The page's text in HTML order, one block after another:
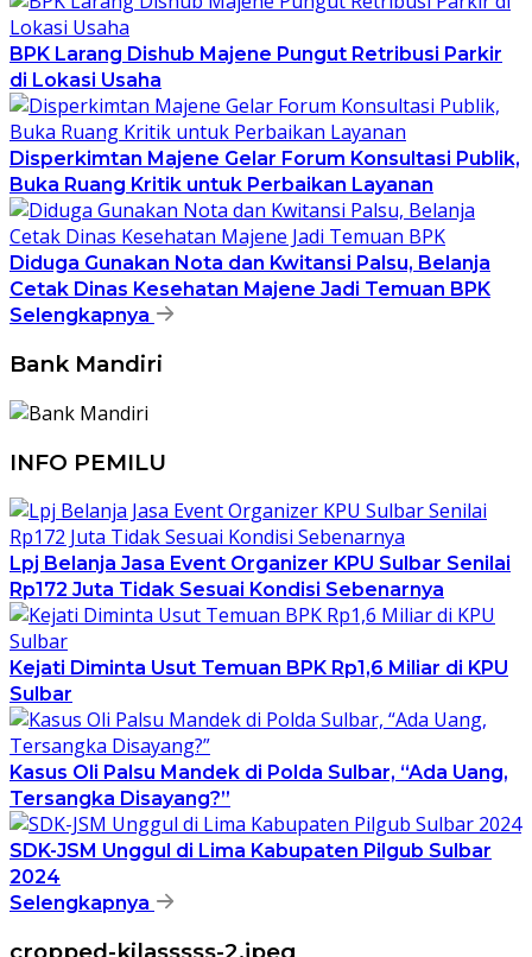
BPK Larang Dishub Majene Pungut Retribusi Parkir
di Lokasi Usaha
Disperkimtan Majene Gelar Forum Konsultasi Publik,
Buka Ruang Kritik untuk Perbaikan Layanan
Diduga Gunakan Nota dan Kwitansi Palsu, Belanja
Cetak Dinas Kesehatan Majene Jadi Temuan BPK
Selengkapnya
Bank Mandiri
INFO PEMILU
Lpj Belanja Jasa Event Organizer KPU Sulbar Senilai
Rp172 Juta Tidak Sesuai Kondisi Sebenarnya
Kejati Diminta Usut Temuan BPK Rp1,6 Miliar di KPU
Sulbar
Kasus Oli Palsu Mandek di Polda Sulbar, “Ada Uang,
Tersangka Disayang?”
SDK-JSM Unggul di Lima Kabupaten Pilgub Sulbar
2024
Selengkapnya